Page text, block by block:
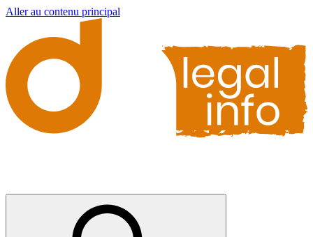
Aller au contenu principal